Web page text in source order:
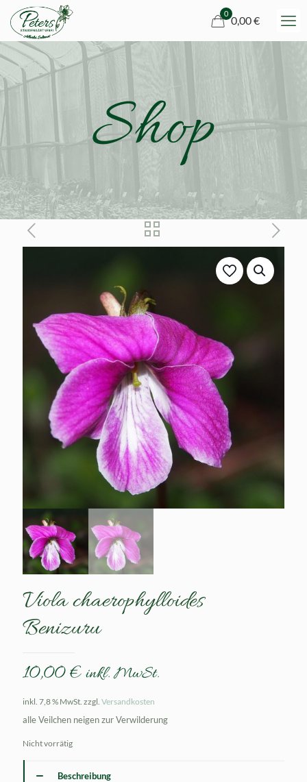
0
0,00 €
Shop
Viola chaerophylloides
Benizuru
10,00€ inkl. MwSt.
inkl. 7,8 % MwSt. zzgl. Versandkosten
alle Veilchen neigen zur Verwilderung
Nicht vorrätig
Beschreibung